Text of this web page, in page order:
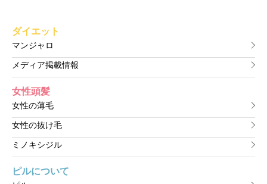
ダイエット
マンジャロ
メディア掲載情報
女性頭髪
女性の薄毛
女性の抜け毛
ミノキシジル
ピルについて